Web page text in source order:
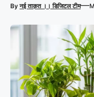
Byनई ताक़त ।। डिजिटल टीम—